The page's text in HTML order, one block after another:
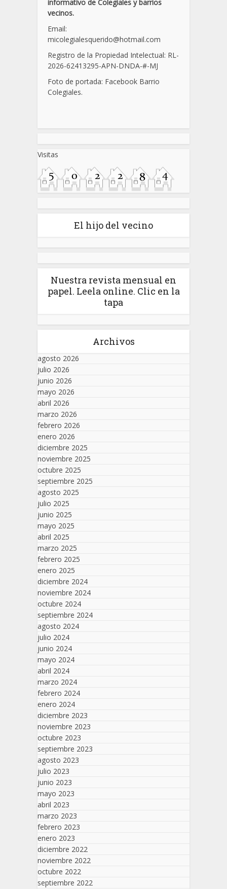
informativo de Colegiales y barrios
vecinos.
Email:
micolegialesquerido@hotmail.com
Registro de la Propiedad Intelectual: RL-
2026-62413295-APN-DNDA-#-MJ
Foto de portada: Facebook Barrio
Colegiales.
Visitas
El hijo del vecino
Nuestra revista mensual en
papel. Leela online. Clic en la
tapa
Archivos
agosto 2026
julio 2026
junio 2026
mayo 2026
abril 2026
marzo 2026
febrero 2026
enero 2026
diciembre 2025
noviembre 2025
octubre 2025
septiembre 2025
agosto 2025
julio 2025
junio 2025
mayo 2025
abril 2025
marzo 2025
febrero 2025
enero 2025
diciembre 2024
noviembre 2024
octubre 2024
septiembre 2024
agosto 2024
julio 2024
junio 2024
mayo 2024
abril 2024
marzo 2024
febrero 2024
enero 2024
diciembre 2023
noviembre 2023
octubre 2023
septiembre 2023
agosto 2023
julio 2023
junio 2023
mayo 2023
abril 2023
marzo 2023
febrero 2023
enero 2023
diciembre 2022
noviembre 2022
octubre 2022
septiembre 2022